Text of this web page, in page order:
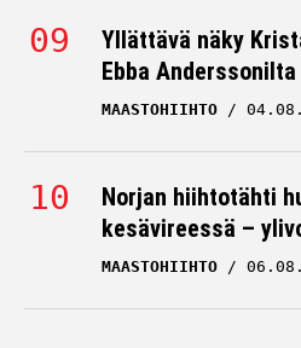
Yllättävä näky
Ebba
MAASTOHIIHTO
Norjan hiihtotähti
kesävireessä –
MAASTOHIIHTO